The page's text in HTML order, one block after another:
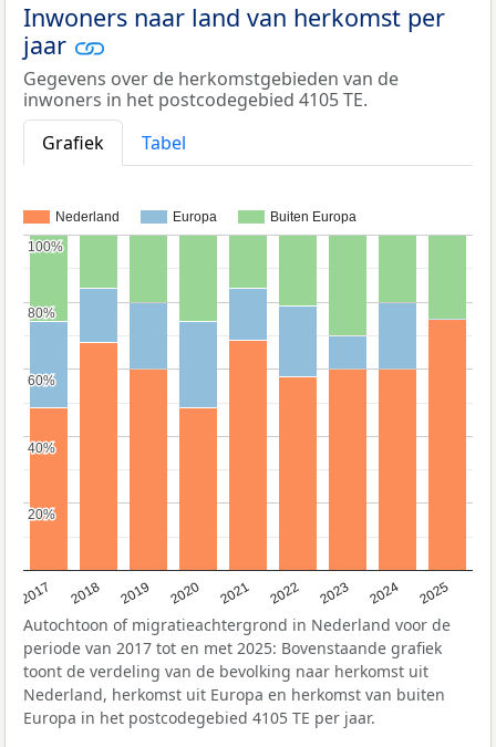
Inwoners naar land van herkomst per
jaar
Gegevens over de herkomstgebieden van de
inwoners in het postcodegebied 4105 TE.
Grafiek
Tabel
Nederland Europa Buiten Europa
2017 2018 2019 2020 2021 2022 2023 2024 2025
20%
20%
40%
40%
60%
60%
80%
80%
100%
100%
Autochtoon of migratieachtergrond in Nederland voor de
periode van 2017 tot en met 2025: Bovenstaande grafiek
toont de verdeling van de bevolking naar herkomst uit
Nederland, herkomst uit Europa en herkomst van buiten
Europa in het postcodegebied 4105 TE per jaar.